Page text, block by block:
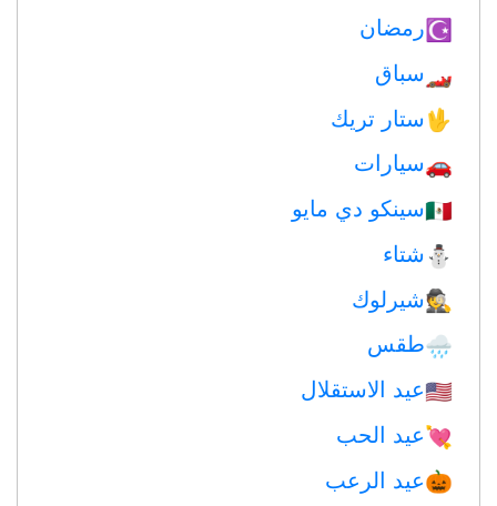
☪️رمضان
🏎 سباق
🖖ستار تريك
🚗سيارات
🇲🇽سينكو دي مايو
⛄ شتاء
🕵️شيرلوك
🌧طقس
🇺🇸عيد الاستقلال
💘عيد الحب
🎃عيد الرعب